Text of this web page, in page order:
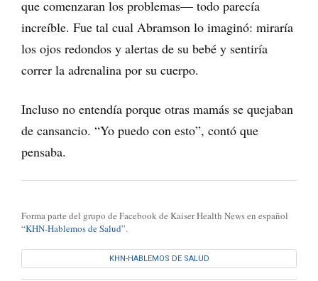
que comenzaran los problemas— todo parecía
increíble. Fue tal cual Abramson lo imaginó: miraría
los ojos redondos y alertas de su bebé y sentiría
correr la adrenalina por su cuerpo.
Incluso no entendía porque otras mamás se quejaban
de cansancio. “Yo puedo con esto”, contó que
pensaba.
Forma parte del grupo de Facebook de Kaiser Health News en español
“KHN-Hablemos de Salud”.
KHN-HABLEMOS DE SALUD